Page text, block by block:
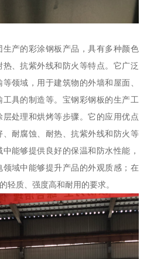
产的彩涂钢板产品，具有多种颜色
、抗紫外线和防火等特点。它广泛
领域，用于建筑物的外墙和屋面、
具的制造等。宝钢彩钢板的生产工
处理和烘烤等步骤。它的应用优点
耐腐蚀、耐热、抗紫外线和防火等
能够提供良好的保温和防水性能，
域中能够提升产品的外观质感；在
轻质、强度高和耐用的要求。